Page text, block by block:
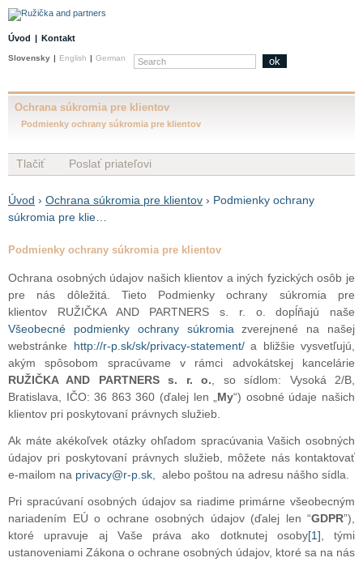
Úvod | Kontakt
Slovensky | English | German ok
Ochrana súkromia pre klientov
Podmienky ochrany súkromia pre klientov
Tlačiť Poslať priateľovi
Úvod › Ochrana súkromia pre klientov › Podmienky ochrany
súkromia pre klie…
Podmienky ochrany súkromia pre klientov
Ochrana osobných údajov našich klientov a iných fyzických osôb je
pre nás dôležitá. Tieto Podmienky ochrany súkromia pre
klientov RUŽIČKA AND PARTNERS s. r. o. dopĺňajú naše
Všeobecné podmienky ochrany súkromia zverejnené na našej
webstránke http://r-p.sk/sk/privacy-statement/a bližšie vysvetľujú,
akým spôsobom spracúvame v rámci advokátskej kancelárie
RUŽIČKA AND PARTNERS s. r. o. , so sídlom: Vysoká 2/B,
Bratislava, IČO: 36 863 360 (ďalej len „ My“) osobné údaje našich
klientov pri poskytovaní právnych služieb.
Ak máte akékoľvek otázky ohľadom spracúvania Vašich osobných
údajov pri poskytovaní právnych služieb, môžete nás kontaktovať
e-mailom na privacy@r-p.sk , alebo poštou na adresu nášho sídla.
Pri spracúvaní osobných údajov sa riadime primárne všeobecným
nariadením EÚ o ochrane osobných údajov (ďalej len “GDPR”),
ktoré upravuje aj Vaše práva ako dotknutej osoby[1] , tými
ustanoveniami Zákona o ochrane osobných údajov, ktoré sa na nás